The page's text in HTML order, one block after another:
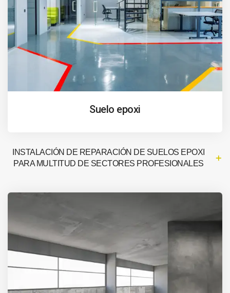
Suelo epoxi
INSTALACIÓN DE REPARACIÓN DE SUELOS EPOXI
PARA MULTITUD DE SECTORES PROFESIONALES